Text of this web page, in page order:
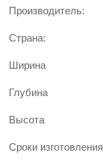
Производитель:
Страна:
Ширина
Глубина
Высота
Сроки изготовления